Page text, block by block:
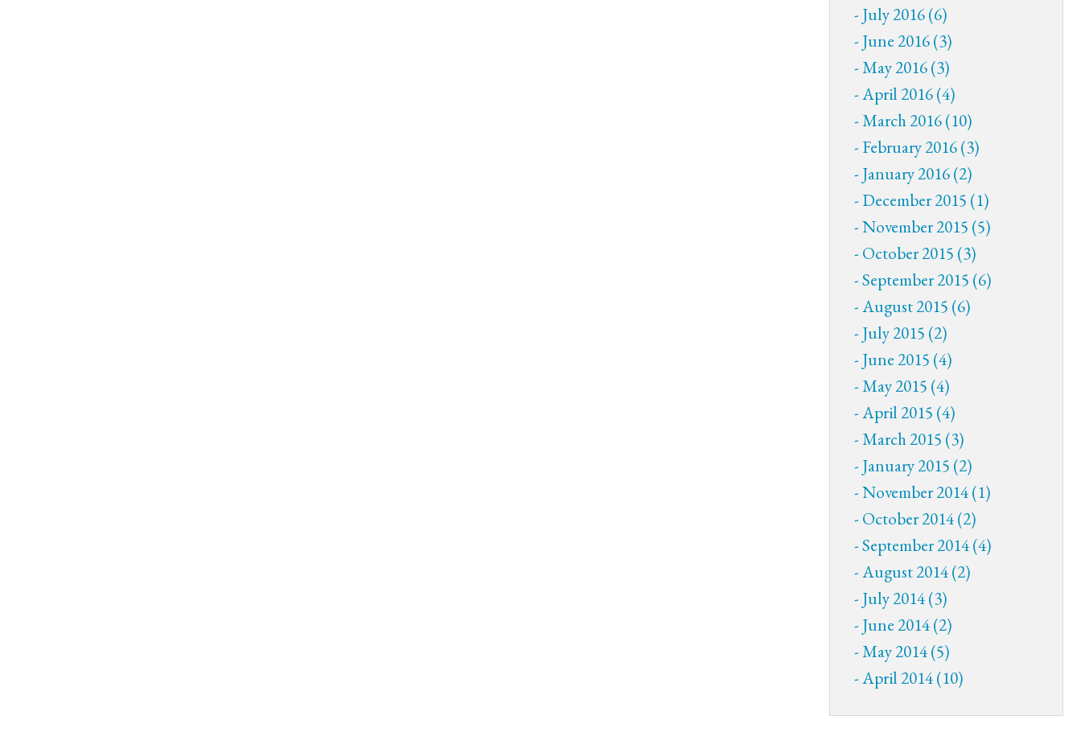
July 2016 (6)
June 2016 (3)
May 2016 (3)
April 2016 (4)
March 2016 (10)
February 2016 (3)
January 2016 (2)
December 2015 (1)
November 2015 (5)
October 2015 (3)
September 2015 (6)
August 2015 (6)
July 2015 (2)
June 2015 (4)
May 2015 (4)
April 2015 (4)
March 2015 (3)
January 2015 (2)
November 2014 (1)
October 2014 (2)
September 2014 (4)
August 2014 (2)
July 2014 (3)
June 2014 (2)
May 2014 (5)
April 2014 (10)